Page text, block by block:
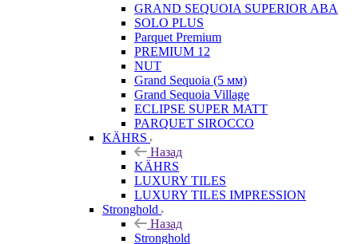
GRAND SEQUOIA SUPERIOR ABA
SOLO PLUS
Parquet Premium
PREMIUM 12
NUT
Grand Sequoia (5 мм)
Grand Sequoia Village
ECLIPSE SUPER MATT
PARQUET SIROCCO
KÄHRS
Назад
KÄHRS
LUXURY TILES
LUXURY TILES IMPRESSION
Stronghold
Назад
Stronghold